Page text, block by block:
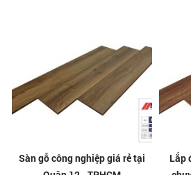
Sàn gỗ công nghiệp giá rẻ tại
Lắp